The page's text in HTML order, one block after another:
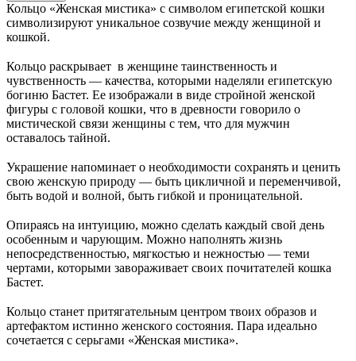
Кольцо «Женская мистика» с символом египетской кошки
символизируют уникальное созвучие между женщиной и
кошкой.
Кольцо раскрывает в женщине таинственность и
чувственность — качества, которыми наделяли египетскую
богиню Бастет. Ее изображали в виде стройной женской
фигуры с головой кошки, что в древности говорило о
мистической связи женщины с тем, что для мужчин
оставалось тайной.
Украшение напоминает о необходимости сохранять и ценить
свою женскую природу — быть цикличной и переменчивой,
быть водой и волной, быть гибкой и проницательной.
Опираясь на интуицию, можно сделать каждый свой день
особенным и чарующим. Можно наполнять жизнь
непосредственностью, мягкостью и нежностью — теми
чертами, которыми завораживает своих почитателей кошка
Бастет.
Кольцо станет притягательным центром твоих образов и
артефактом истинно женского состояния. Пара идеально
сочетается с серьгами «Женская мистика».